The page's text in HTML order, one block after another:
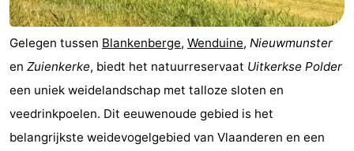
doen
-
Musea
Monumenten
-
Molens
Attracties
Gelegen tussen Blankenberge, Wenduine, Nieuwmunster
en Zuienkerke, biedt het natuurreservaat Uitkerkse Polder
een uniek weidelandschap met talloze sloten en
veedrinkpoelen. Dit eeuwenoude gebied is het
belangrijkste weidevogelgebied van Vlaanderen en een